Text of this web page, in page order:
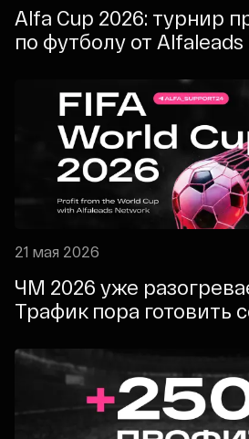
Alfa Cup 2026: турнир
по футболу от
21 мая 2026
ЧМ 2026 уже
Трафик пора готовить